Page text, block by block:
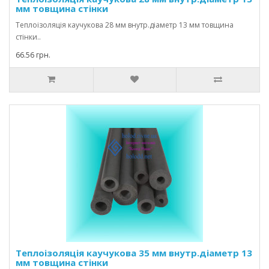
мм товщина стінки
Теплоізоляція каучукова 28 мм внутр.діаметр 13 мм товщина
стінки..
66.56 грн.
Теплоізоляція каучукова 35 мм внутр.діаметр 13
мм товщина стінки